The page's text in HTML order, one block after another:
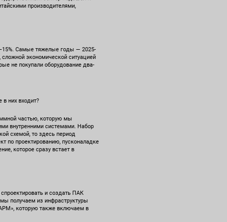
производителями,
Самые тяжелые годы — 2025-
экономической ситуацией
не покупали оборудование два-
них входит?
частью, которую мы
внутренними системами. Набор
схемой, то здесь период
по проектированию, пусконаладке
которое сразу встает в
и создать ПАК
получаем из инфраструктуры
которую также включаем в